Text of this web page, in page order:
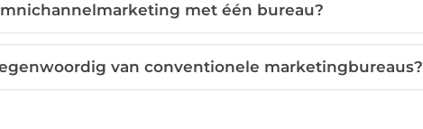
met één bureau?
van conventionele marketingbureaus?